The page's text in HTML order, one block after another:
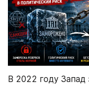
В 2022 году